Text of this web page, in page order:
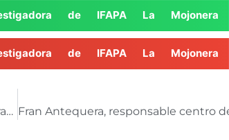
de IFAPA La Mojonera
de IFAPA La Mojonera
Juan Miguel Romera, agricultor y gerente de Produccion Integrada AGROLIDER